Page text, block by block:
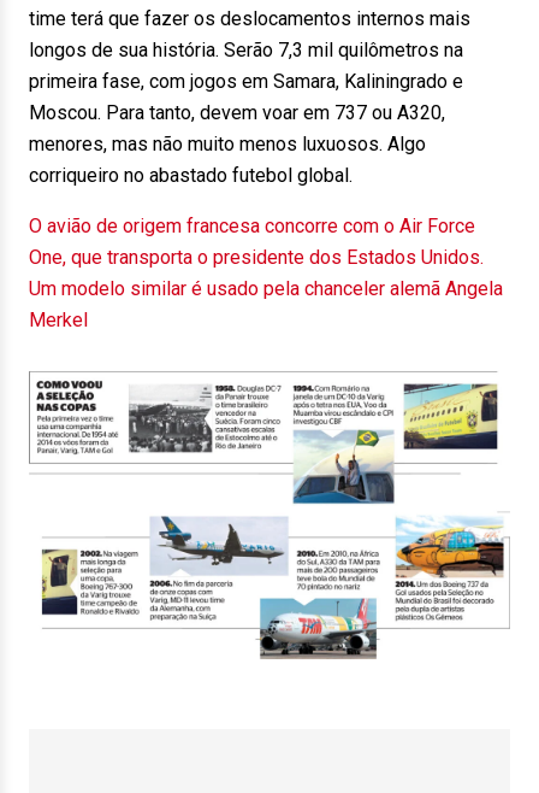
time terá que fazer os deslocamentos internos mais
longos de sua história. Serão 7,3 mil quilômetros na
primeira fase, com jogos em Samara, Kaliningrado e
Moscou. Para tanto, devem voar em 737 ou A320,
menores, mas não muito menos luxuosos. Algo
corriqueiro no abastado futebol global.
O avião de origem francesa concorre com o Air Force
One, que transporta o presidente dos Estados Unidos.
Um modelo similar é usado pela chanceler alemã Angela
Merkel